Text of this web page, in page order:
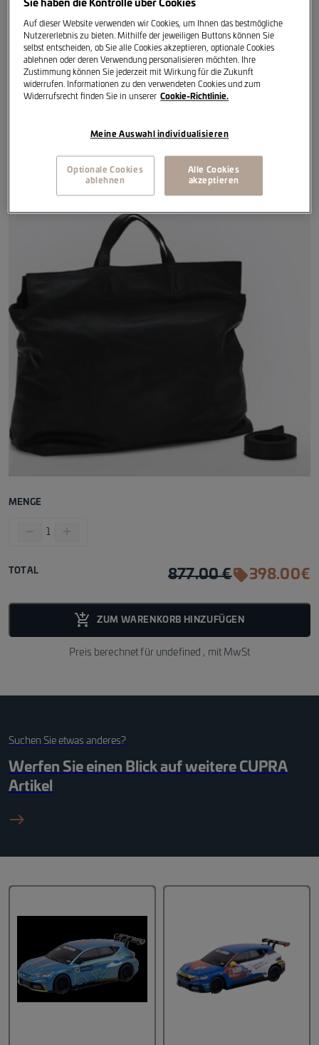
Größe: Einheitsgröße
Artikelreferenz:6H1087309 IAA
MENGE
1 add
TOTAL 877.00€ 398.00€
add_shopping_cart_fill
ZUM WARENKORB HINZUFÜGEN
Preis berechnet für undefined , mit MwSt
Suchen Sie etwas anderes?
Werfen Sie einen Blick auf weitere CUPRA
Artikel
east_black_24dp
Sie haben die Kontrolle über Cookies
Auf dieser Website verwenden wir Cookies, um Ihnen das bestmögliche
Nutzererlebnis zu bieten. Mithilfe der jeweiligen Buttons können Sie
selbst entscheiden, ob Sie alle Cookies akzeptieren, optionale Cookies
ablehnen oder deren Verwendung personalisieren möchten. Ihre
Zustimmung können Sie jederzeit mit Wirkung für die Zukunft
widerrufen. Informationen zu den verwendeten Cookies und zum
Widerrufsrecht finden Sie in unserer Cookie-Richtlinie.
Meine Auswahl individualisieren
Optionale Cookies
ablehnen
Alle Cookies
akzeptieren